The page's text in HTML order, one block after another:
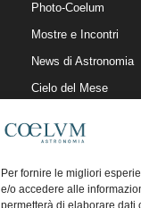
Per fornire le migliori
e/o accedere alle
permetterà di elaborare dati
Photo-Coelum
Mostre e Incontri
News di Astronomia
Cielo del Mese
Articoli e Risorse On-
Il Blog della